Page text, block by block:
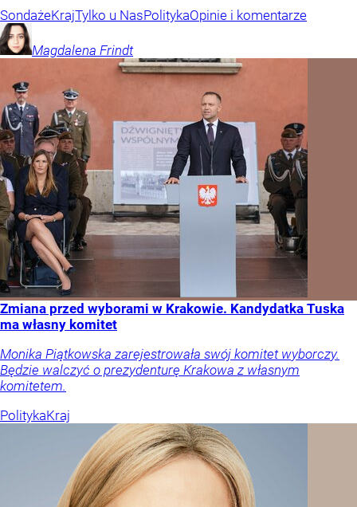
SondażeKrajTylko u NasPolitykaOpinie i komentarze
Magdalena Frindt
Zmiana przed wyborami w Krakowie. Kandydatka Tuska
ma własny komitet
Monika Piątkowska zarejestrowała swój komitet wyborczy.
Będzie walczyć o prezydenturę Krakowa z własnym
komitetem.
PolitykaKraj